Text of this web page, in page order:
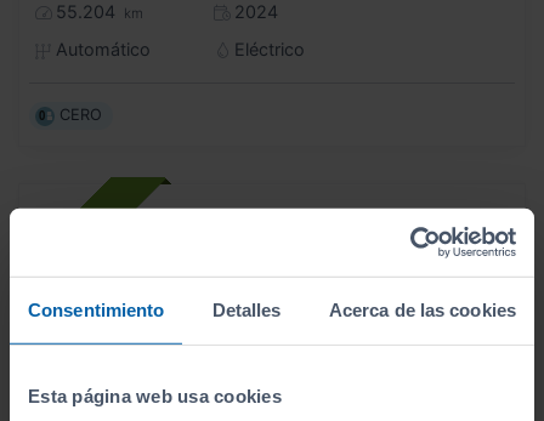
Consentimiento Detalles Acerca de las cookies
Esta página web usa cookies
55.204 km
2024
Automático
Eléctrico
CERO